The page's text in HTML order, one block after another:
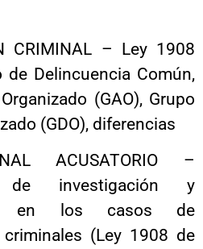
CRIMINAL – Ley 1908
de Delincuencia Común,
(GAO), Grupo
(GDO), diferencias
ACUSATORIO –
de investigación y
en los casos de
criminales (Ley 1908 de